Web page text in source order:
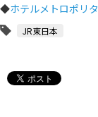
◆ホテルメトロポリ
JR東日本